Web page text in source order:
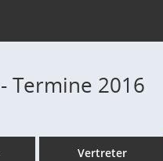
Termine 2016
Vertreter